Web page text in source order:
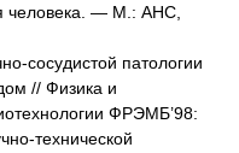
человека. — М.: АНС,
сосудистой патологии
// Физика и
ФРЭМБ’98:
технической